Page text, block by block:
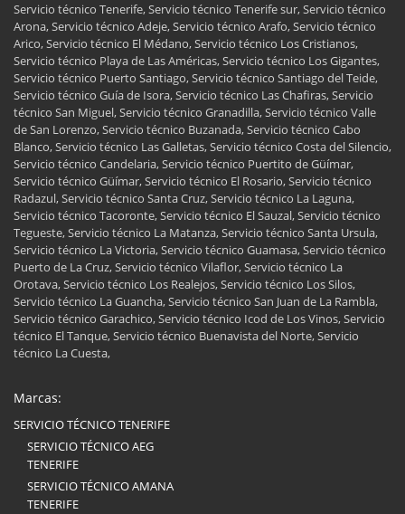
Servicio técnico Tenerife, Servicio técnico Tenerife sur, Servicio técnico
Arona, Servicio técnico Adeje, Servicio técnico Arafo, Servicio técnico
Arico, Servicio técnico El Médano, Servicio técnico Los Cristianos,
Servicio técnico Playa de Las Américas, Servicio técnico Los Gigantes,
Servicio técnico Puerto Santiago, Servicio técnico Santiago del Teide,
Servicio técnico Guía de Isora, Servicio técnico Las Chafiras, Servicio
técnico San Miguel, Servicio técnico Granadilla, Servicio técnico Valle
de San Lorenzo, Servicio técnico Buzanada, Servicio técnico Cabo
Blanco, Servicio técnico Las Galletas, Servicio técnico Costa del Silencio,
Servicio técnico Candelaria, Servicio técnico Puertito de Güímar,
Servicio técnico Güímar, Servicio técnico El Rosario, Servicio técnico
Radazul, Servicio técnico Santa Cruz, Servicio técnico La Laguna,
Servicio técnico Tacoronte, Servicio técnico El Sauzal, Servicio técnico
Tegueste, Servicio técnico La Matanza, Servicio técnico Santa Ursula,
Servicio técnico La Victoria, Servicio técnico Guamasa, Servicio técnico
Puerto de La Cruz, Servicio técnico Vilaflor, Servicio técnico La
Orotava, Servicio técnico Los Realejos, Servicio técnico Los Silos,
Servicio técnico La Guancha, Servicio técnico San Juan de La Rambla,
Servicio técnico Garachico, Servicio técnico Icod de Los Vinos, Servicio
técnico El Tanque, Servicio técnico Buenavista del Norte, Servicio
técnico La Cuesta,
Marcas:
SERVICIO TÉCNICO TENERIFE
SERVICIO TÉCNICO AEG
TENERIFE
SERVICIO TÉCNICO AMANA
TENERIFE